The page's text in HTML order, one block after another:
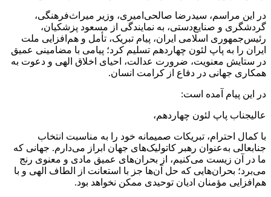
در این مراسم، سیدرضا صالحی‌امیری، وزیر میراث‌فرهنگی،
گردشگری و صنایع‌دستی، به نمایندگی از مسعود پزشکیان،
رئیس‌جمهوری اسلامی ایران، پیام تبریک، تأمل و هم‌افزایی ملت
ایران را به پاپ لئون چهاردهم تسلیم کرد؛ پیامی با مضامینی عمیق
در ستایش معنویت، ضرورت عدالت، احیای اخلاق الهی و دعوت به
همکاری جهانی در دفاع از کرامت انسان.
در این پیام آمده است:
عالیجناب پاپ لئون چهاردهم،
با کمال احترام، تبریکات صمیمانه خود را به مناسبت انتخاب
جنابعالی به‌عنوان رهبر کاتولیک‌های جهان ابراز می‌دارم. جهانی که
ما در آن زیست می‌کنیم، از بحران‌های عمیق مادی و معنوی رنج
می‌برد؛ بحران‌هایی که حل آن‌ها جز با استعانت از الطاف الهی و با
هم‌افزایی مؤمنان ادیان توحیدی ممکن نخواهد بود.